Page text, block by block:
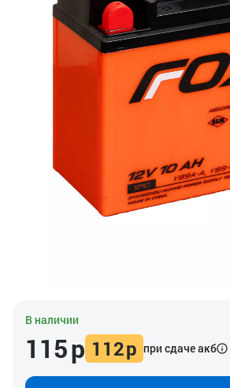
В наличии
115р 112р при сдаче акб